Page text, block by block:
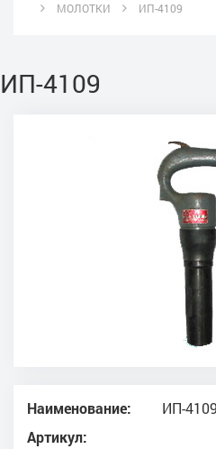
МОЛОТКИ
ИП-4109
ИП-4109
Наименование:
ИП-4109
Артикул: